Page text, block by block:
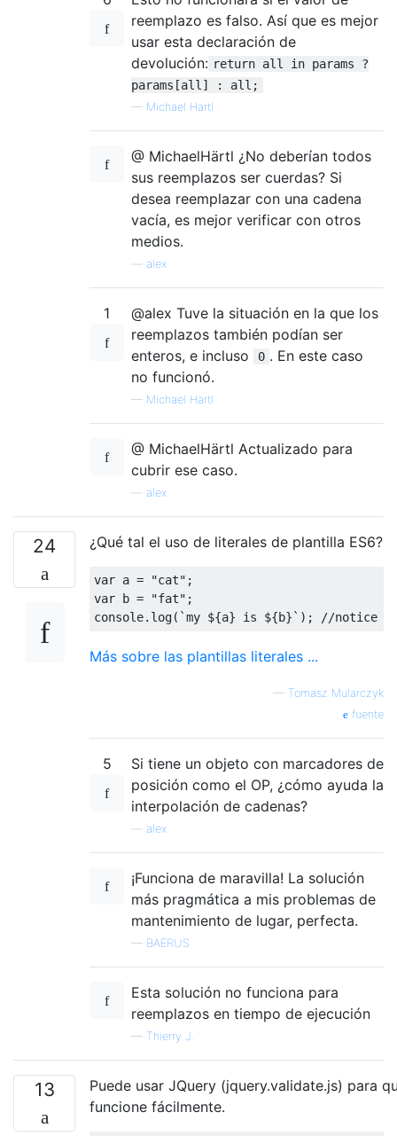
reemplazo es falso. Así que es mejor
usar esta declaración de
devolución: return all in params ?
params[all] : all;
— Michael Härtl
@ MichaelHärtl ¿No deberían todos
sus reemplazos ser cuerdas? Si
desea reemplazar con una cadena
vacía, es mejor verificar con otros
medios.
alex
1
@alex Tuve la situación en la que los
reemplazos también podían ser
enteros, e incluso
0 . En este caso
no funcionó.
— Michael Härtl
@ MichaelHärtl Actualizado para
cubrir ese caso.
alex
24 ¿Qué tal el uso de literales de plantilla ES6?
var a = "cat"
var b = "fat"
console.log( `my ${a} is ${b}` ); //notice
Más sobre las plantillas literales ...
— Tomasz Mularczyk
fuente
5
Si tiene un objeto con marcadores de
posición como el OP, ¿cómo ayuda la
interpolación de cadenas?
alex
¡Funciona de maravilla! La solución
más pragmática a mis problemas de
mantenimiento de lugar, perfecta.
— BAERUS
Esta solución no funciona para
reemplazos en tiempo de ejecución
— Thierry J.
13
Puede usar JQuery (jquery.validate.js) para
funcione fácilmente.